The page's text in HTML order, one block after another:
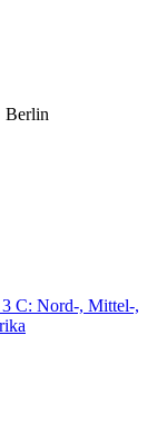
Berlin
C: Nord-, Mittel-,